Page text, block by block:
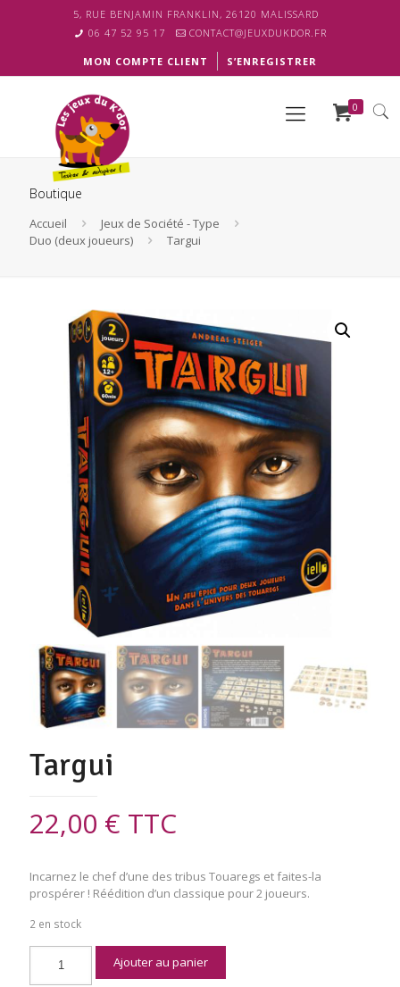
5, RUE BENJAMIN FRANKLIN, 26120 MALISSARD
06 47 52 95 17
CONTACT@JEUXDUKDOR.FR
MON COMPTE CLIENT S’ENREGISTRER
0
Boutique
Accueil
Jeux de Société - Type
Duo (deux joueurs)
Targui
Targui
22,00 € TTC
Incarnez le chef d’une des tribus Touaregs et faites-la
prospérer ! Réédition d’un classique pour 2 joueurs.
2 en stock
Ajouter au panier